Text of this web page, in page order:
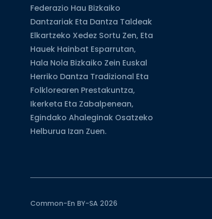
Federazio Hau Bizkaiko
Dantzariak Eta Dantza Taldeak
Elkartzeko Xedez Sortu Zen, Eta
Hauek Hainbat Esparrutan,
Hala Nola Bizkaiko Zein Euskal
Herriko Dantza Tradizional Eta
Folklorearen Prestakuntza,
Ikerketa Eta Zabalpenean,
Egindako Ahaleginak Osatzeko
Helburua Izan Zuen.
Common-En BY-SA 2026